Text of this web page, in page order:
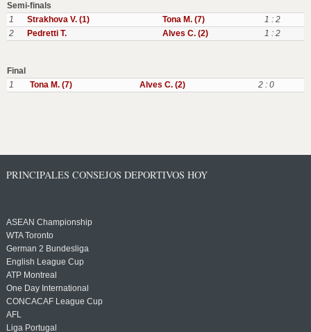
Semi-finals
1
Strakhova V. (1) Tona M. (7)
1 : 2
2
Pedretti T. Alves C. (2) 1 : 2
Final
1
Tona M. (7) Alves C. (2) 2 : 0
PRINCIPALES CONSEJOS DEPORTIVOS HOY
ASEAN Championship
WTA Toronto
German 2 Bundesliga
English League Cup
ATP Montreal
One Day International
CONCACAF League Cup
AFL
Liga Portugal